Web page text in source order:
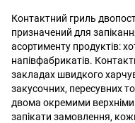
Контактний гриль
призначений для
асортименту продуктів:
напівфабрикатів.
закладах швидкого
закусочних, пересувних
двома окремими
запікати замовлення,